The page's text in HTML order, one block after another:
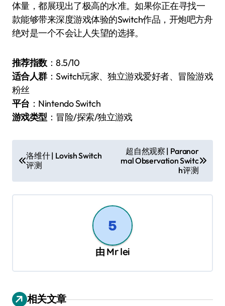
体量，都展现出了极高的水准。如果你正在寻找一
款能够带来深度游戏体验的Switch作品，开炮吧方舟
绝对是一个不会让人失望的选择。
推荐指数：8.5/10
适合人群：Switch玩家、独立游戏爱好者、冒险游戏
粉丝
平台 ：Nintendo Switch
游戏类型 ：冒险/探索/独立游戏
章
导
航
洛维什 | Lovish Switch
评测
超自然观察 | Paranor
mal Observation Switc
h评测
由 Mr lei
相关文章